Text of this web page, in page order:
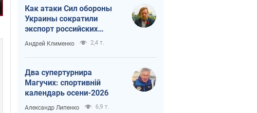
Как атаки Сил обороны
Украины сократили
экспорт российских
нефтепродуктов
Андрей Клименко 2,4 т.
Два супертурнира
Магучих: спортивній
календарь осени-2026
Александр Липенко 6,9 т.